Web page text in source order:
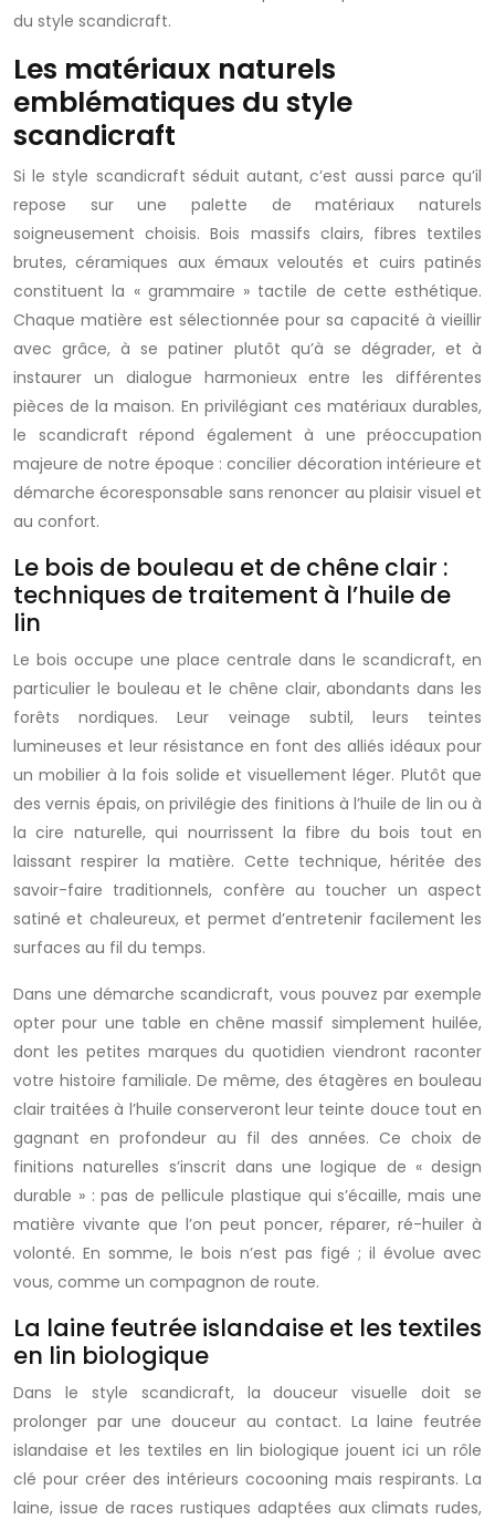
du style scandicraft.
Les matériaux naturels
emblématiques du style
scandicraft
Si le style scandicraft séduit autant, c’est aussi parce qu’il
repose sur une palette de matériaux naturels
soigneusement choisis. Bois massifs clairs, fibres textiles
brutes, céramiques aux émaux veloutés et cuirs patinés
constituent la « grammaire » tactile de cette esthétique.
Chaque matière est sélectionnée pour sa capacité à vieillir
avec grâce, à se patiner plutôt qu’à se dégrader, et à
instaurer un dialogue harmonieux entre les différentes
pièces de la maison. En privilégiant ces matériaux durables,
le scandicraft répond également à une préoccupation
majeure de notre époque : concilier décoration intérieure et
démarche écoresponsable sans renoncer au plaisir visuel et
au confort.
Le bois de bouleau et de chêne clair :
techniques de traitement à l’huile de
lin
Le bois occupe une place centrale dans le scandicraft, en
particulier le bouleau et le chêne clair, abondants dans les
forêts nordiques. Leur veinage subtil, leurs teintes
lumineuses et leur résistance en font des alliés idéaux pour
un mobilier à la fois solide et visuellement léger. Plutôt que
des vernis épais, on privilégie des finitions à l’huile de lin ou à
la cire naturelle, qui nourrissent la fibre du bois tout en
laissant respirer la matière. Cette technique, héritée des
savoir-faire traditionnels, confère au toucher un aspect
satiné et chaleureux, et permet d’entretenir facilement les
surfaces au fil du temps.
Dans une démarche scandicraft, vous pouvez par exemple
opter pour une table en chêne massif simplement huilée,
dont les petites marques du quotidien viendront raconter
votre histoire familiale. De même, des étagères en bouleau
clair traitées à l’huile conserveront leur teinte douce tout en
gagnant en profondeur au fil des années. Ce choix de
finitions naturelles s’inscrit dans une logique de « design
durable » : pas de pellicule plastique qui s’écaille, mais une
matière vivante que l’on peut poncer, réparer, ré-huiler à
volonté. En somme, le bois n’est pas figé ; il évolue avec
vous, comme un compagnon de route.
La laine feutrée islandaise et les textiles
en lin biologique
Dans le style scandicraft, la douceur visuelle doit se
prolonger par une douceur au contact. La laine feutrée
islandaise et les textiles en lin biologique jouent ici un rôle
clé pour créer des intérieurs cocooning mais respirants. La
laine, issue de races rustiques adaptées aux climats rudes,